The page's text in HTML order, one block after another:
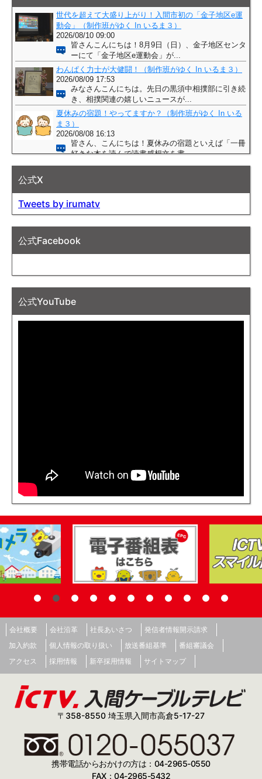
公式X
Tweets by irumatv
公式Facebook
公式YouTube
会社概要 会社沿革 社長あいさつ
発信者情報開示請求
加入約款
個人情報の取り扱い 放送番組基準
番組審議会
アクセス
採用情報 新卒採用情報 サイトマップ
〒358-8550 埼玉県入間市高倉5-17-27
携帯電話からおかけの方は：04-2965-0550
FAX：04-2965-5432